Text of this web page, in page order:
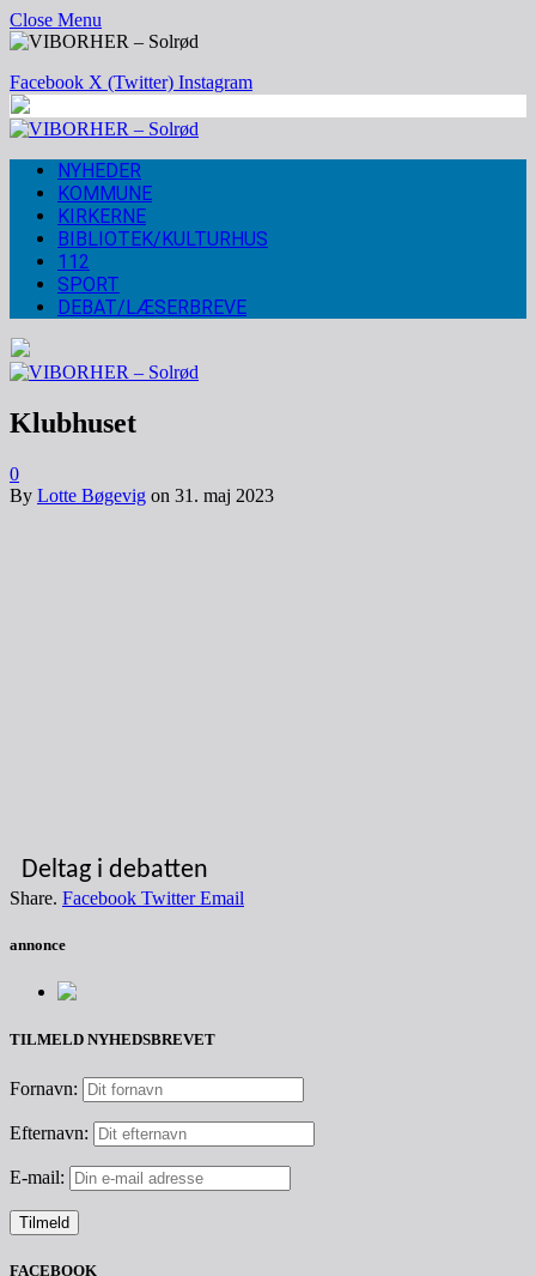
Close Menu
Facebook X (Twitter) Instagram
NYHEDER
KOMMUNE
KIRKERNE
BIBLIOTEK/KULTURHUS
112
SPORT
DEBAT/LÆSERBREVE
Klubhuset
0
By Lotte Bøgevig on 31. maj 2023
Deltag i debatten
Share. Facebook Twitter Email
annonce
TILMELD NYHEDSBREVET
Fornavn:
Efternavn:
E-mail:
FACEBOOK